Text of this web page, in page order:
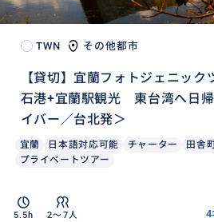
TWN その他都市
【貸切】宜蘭フォトジェニッ
石港+宜蘭駅観光 東台湾へ日
イバー／台北発＞
宜蘭 日本語対応可能 チャーター 田舎
プライベートツアー
5.5h 2〜7人
4